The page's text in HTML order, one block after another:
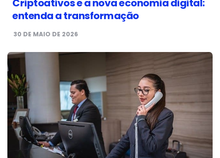
Criptoativos e a nova economia digital:
entenda a transformação
30 DE MAIO DE 2026